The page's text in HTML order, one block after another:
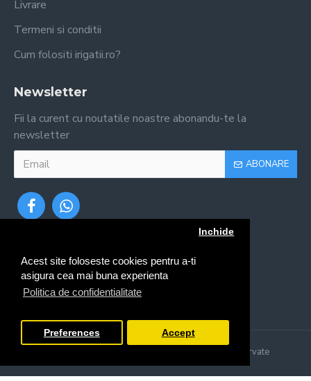
Acest site foloseste cookies pentru a-ti
asigura cea mai buna experienta
Politica de confidentialitate
Inchide
Preferences Accept
Livrare
Termeni si conditii
Cum folositi irigatii.ro?
Newsletter
Fii la curent cu noutatile noastre abonandu-te la
newsletter
ABONARE
Copyright © 2024, Irigatii.ro, Toate drepturile rezervate